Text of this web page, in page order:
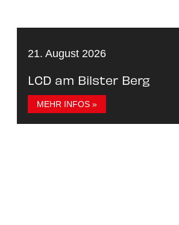
21. August 2026
LCD am Bilster Berg
MEHR INFOS »